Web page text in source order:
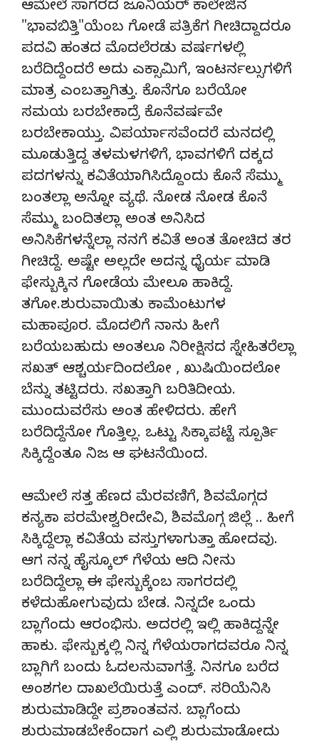
ಆಮೇಲೆ ಸಾಗರದ ಜೂನಿಯರ್ ಕಾಲೇಜಿನ
"ಭಾವಬಿತ್ತಿ"ಯೆಂಬ ಗೋಡೆ ಪತ್ರಿಕೆಗ ಗೀಚಿದ್ದಾದರೂ
ಪದವಿ ಹಂತದ ಮೊದಲೆರಡು ವರ್ಷಗಳಲ್ಲಿ
ಬರೆದಿದ್ದೆಂದರೆ ಅದು ಎಕ್ಸಾಮಿಗೆ, ಇಂಟರ್ನಲ್ಸುಗಳಿಗೆ
ಮಾತ್ರ ಎಂಬತ್ತಾಗಿತ್ತು. ಕೊನೆಗೂ ಬರೆಯೋ
ಸಮಯ ಬರಬೇಕಾದ್ರೆ ಕೊನೆವರ್ಷವೇ
ಬರಬೇಕಾಯ್ತು. ವಿಪರ್ಯಾಸವೆಂದರೆ ಮನದಲ್ಲಿ
ಮೂಡುತ್ತಿದ್ದ ತಳಮಳಗಳಿಗೆ, ಭಾವಗಳಿಗೆ ದಕ್ಕದ
ಪದಗಳನ್ನು ಕವಿತೆಯಾಗಿಸಿದ್ದೊಂದು ಕೊನೆ ಸೆಮ್ಮು
ಬಂತಲ್ಲಾ ಅನ್ನೋ ವ್ಯಥೆ. ನೋಡ ನೋಡ ಕೊನೆ
ಸೆಮ್ಮು ಬಂದಿತಲ್ಲಾ ಅಂತ ಅನಿಸಿದ
ಅನಿಸಿಕೆಗಳನ್ನೆಲ್ಲಾ ನನಗೆ ಕವಿತೆ ಅಂತ ತೋಚಿದ ತರ
ಗೀಚಿದ್ದೆ. ಅಷ್ಟೇ ಅಲ್ಲದೇ ಅದನ್ನ ಧೈರ್ಯ ಮಾಡಿ
ಫೇಸ್ಬುಕ್ಕಿನ ಗೋಡೆಯ ಮೇಲೂ ಹಾಕಿದ್ದೆ.
ತಗೋ.ಶುರುವಾಯಿತು ಕಾಮೆಂಟುಗಳ
ಮಹಾಪೂರ. ಮೊದಲಿಗೆ ನಾನು ಹೀಗೆ
ಬರೆಯಬಹುದು ಅಂತಲೂ ನಿರೀಕ್ಷಿಸದ ಸ್ನೇಹಿತರೆಲ್ಲಾ
ಸಖತ್ ಆಶ್ಚರ್ಯದಿಂದಲೋ , ಖುಷಿಯಿಂದಲೋ
ಬೆನ್ನು ತಟ್ಟಿದರು. ಸಖತ್ತಾಗಿ ಬರಿತಿದೀಯ.
ಮುಂದುವರೆಸು ಅಂತ ಹೇಳಿದರು. ಹೇಗೆ
ಬರೆದಿದ್ದೆನೋ ಗೊತ್ತಿಲ್ಲ. ಒಟ್ಟು ಸಿಕ್ಕಾಪಟ್ಟೆ ಸ್ಪೂರ್ತಿ
ಸಿಕ್ಕಿದ್ದೆಂತೂ ನಿಜ ಆ ಘಟನೆಯಿಂದ.
ಆಮೇಲೆ ಸತ್ತ ಹೆಣದ ಮೆರವಣಿಗೆ, ಶಿವಮೊಗ್ಗದ
ಕನ್ಯಕಾ ಪರಮೇಶ್ವರೀದೇವಿ, ಶಿವಮೊಗ್ಗ ಜಿಲ್ಲೆ .. ಹೀಗೆ
ಸಿಕ್ಕಿದ್ದೆಲ್ಲಾ ಕವಿತೆಯ ವಸ್ತುಗಳಾಗುತ್ತಾ ಹೋದವು.
ಆಗ ನನ್ನ ಹೈಸ್ಕೂಲ್ ಗೆಳೆಯ ಆದಿ ನೀನು
ಬರೆದಿದ್ದೆಲ್ಲಾ ಈ ಫೇಸ್ಬುಕ್ಕೆಂಬ ಸಾಗರದಲ್ಲಿ
ಕಳೆದುಹೋಗುವುದು ಬೇಡ. ನಿನ್ನದೇ ಒಂದು
ಬ್ಲಾಗೆಂದು ಆರಂಭಿಸು. ಅದರಲ್ಲಿ ಇಲ್ಲಿ ಹಾಕಿದ್ದನ್ನೇ
ಹಾಕು. ಫೇಸ್ಬುಕ್ಕಲ್ಲಿ ನಿನ್ನ ಗೆಳೆಯರಾಗದವರೂ ನಿನ್ನ
ಬ್ಲಾಗಿಗೆ ಬಂದು ಓದಲನುವಾಗತ್ತೆ. ನಿನಗೂ ಬರೆದ
ಅಂಶಗಲ ದಾಖಲೆಯಿರುತ್ತೆ ಎಂದ್. ಸರಿಯೆನಿಸಿ
ಶುರುಮಾಡಿದ್ದೇ ಪ್ರಶಾಂತವನ. ಬ್ಲಾಗೆಂದು
ಶುರುಮಾಡಬೇಕೆಂದಾಗ ಎಲ್ಲಿ ಶುರುಮಾಡೋದು